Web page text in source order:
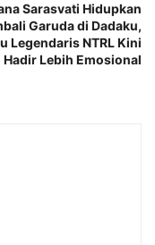
Sarasvati Hidupkan
Garuda di Dadaku,
Legendaris NTRL Kini
Hadir Lebih Emosional